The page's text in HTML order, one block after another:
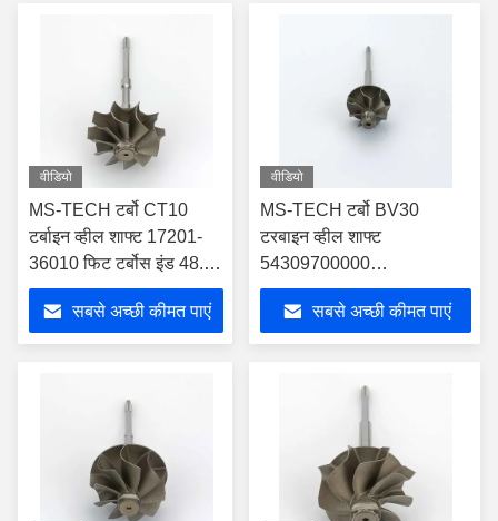
वीडियो
MS-TECH टर्बो CT10
टर्बाइन व्हील शाफ्ट 17201-
36010 फिट टर्बोस इंड 48.9
मिमी एक्सड 41.2 मिमी ब्लेड
10
सबसे अच्छी कीमत पाएं
वीडियो
MS-TECH टर्बो BV30
टरबाइन व्हील शाफ्ट
54309700000
54309880000 टर्बोस में फिट
बैठता है सबसे अच्छी कीमत पाएं